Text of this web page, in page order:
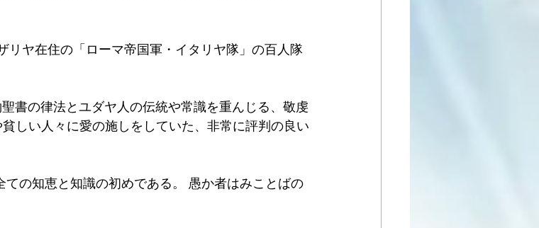
リヤ在住の「ローマ帝国軍・イタリヤ隊」の百人隊
書の律法とユダヤ人の伝統や常識を重んじる、敬虔
しい人々に愛の施しをしていた、非常に評判の良い
ての知恵と知識の初めである。 愚か者はみことばの